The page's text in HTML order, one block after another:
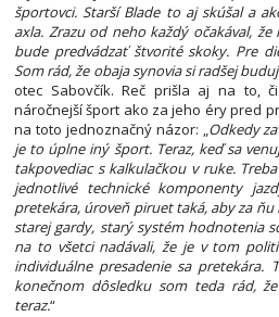
športovci. Starší Blade to aj skúšal a
axla. Zrazu od neho každý očakával,
bude predvádzať štvorité skoky. Pre
Som rád, že obaja synovia si radšej
otec Sabovčík. Reč prišla aj na to,
náročnejší šport ako za jeho éry pred
na toto jednoznačný názor: „Odkedy
je to úplne iný šport. Teraz, keď sa
takpovediac s kalkulačkou v ruke.
jednotlivé technické komponenty
pretekára, úroveň piruet taká, aby za ňu
starej gardy, starý systém hodnotenia
na to všetci nadávali, že je v tom
individuálne presadenie sa pretekára.
konečnom dôsledku som teda rád,
teraz.“